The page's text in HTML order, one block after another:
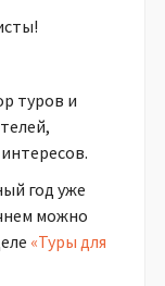
туров и
год уже
можно
«Туры для